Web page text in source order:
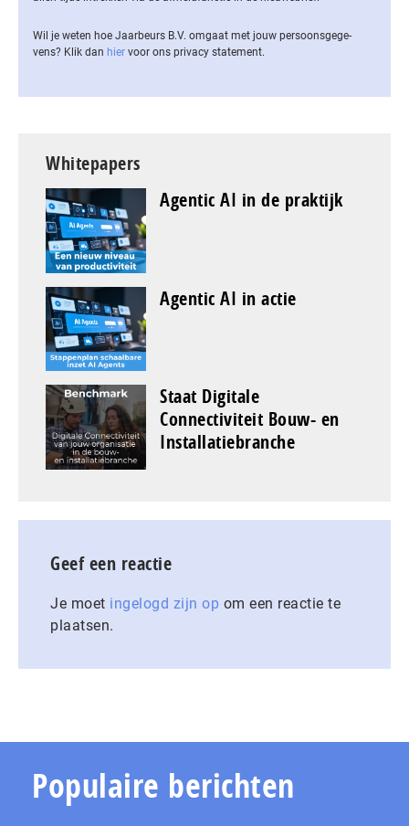
Wil je weten hoe Jaarbeurs B.V. omgaat met jouw per­soons­ge­ge­
vens? Klik dan hier voor ons privacy statement.
Whitepapers
Agentic AI in de praktijk
Agentic AI in actie
Staat Digitale
Connectiviteit Bouw- en
Installatiebranche
Geef een reactie
Je moet ingelogd zijn op om een reactie te
plaatsen.
Populaire berichten